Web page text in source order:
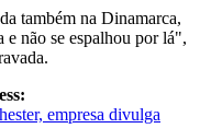
também na Dinamarca,
não se espalhou por lá",
empresa divulga